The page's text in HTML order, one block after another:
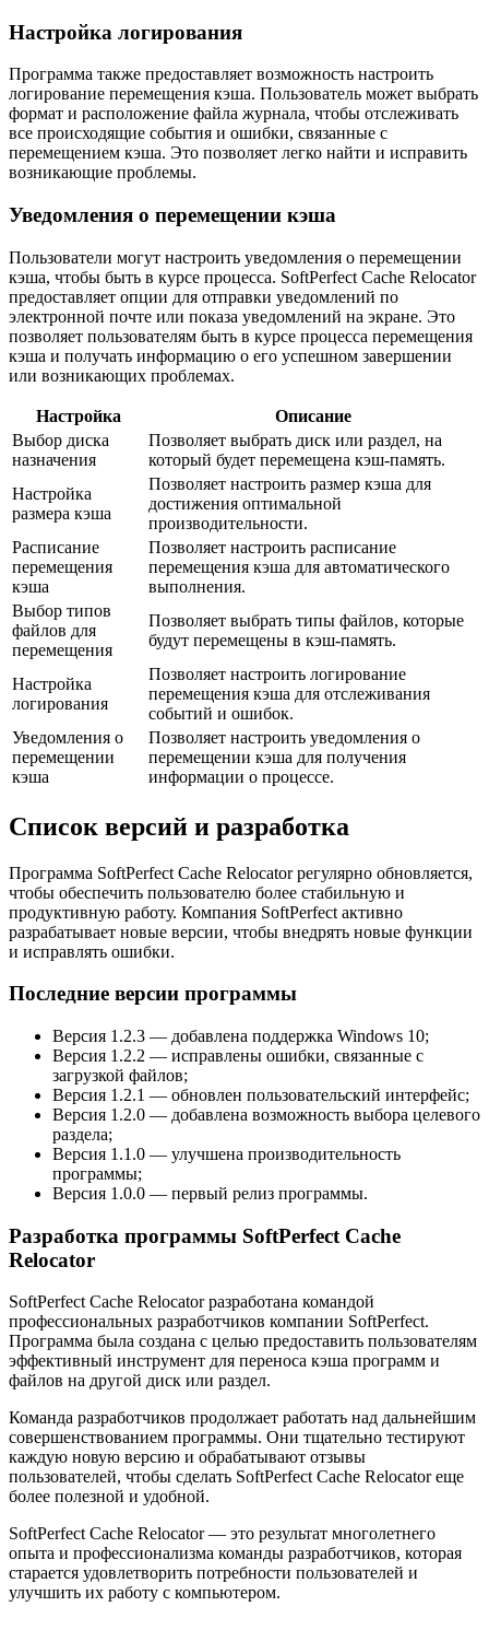
Настройка логирования
Программа также предоставляет возможность настроить
логирование перемещения кэша. Пользователь может выбрать
формат и расположение файла журнала, чтобы отслеживать
все происходящие события и ошибки, связанные с
перемещением кэша. Это позволяет легко найти и исправить
возникающие проблемы.
Уведомления о перемещении кэша
Пользователи могут настроить уведомления о перемещении
кэша, чтобы быть в курсе процесса. SoftPerfect Cache Relocator
предоставляет опции для отправки уведомлений по
электронной почте или показа уведомлений на экране. Это
позволяет пользователям быть в курсе процесса перемещения
кэша и получать информацию о его успешном завершении
или возникающих проблемах.
Настройка
Описание
Выбор диска
назначения
Позволяет выбрать диск или раздел, на
который будет перемещена кэш-память.
Настройка
размера кэша
Позволяет настроить размер кэша для
достижения оптимальной
производительности.
Расписание
перемещения
кэша
Позволяет настроить расписание
перемещения кэша для автоматического
выполнения.
Выбор типов
файлов для
перемещения
Позволяет выбрать типы файлов, которые
будут перемещены в кэш-память.
Настройка
логирования
Позволяет настроить логирование
перемещения кэша для отслеживания
событий и ошибок.
Уведомления о
перемещении
кэша
Позволяет настроить уведомления о
перемещении кэша для получения
информации о процессе.
Список версий и разработка
Программа SoftPerfect Cache Relocator регулярно обновляется,
чтобы обеспечить пользователю более стабильную и
продуктивную работу. Компания SoftPerfect активно
разрабатывает новые версии, чтобы внедрять новые функции
и исправлять ошибки.
Последние версии программы
Версия 1.2.3 — добавлена поддержка Windows 10;
Версия 1.2.2 — исправлены ошибки, связанные с
загрузкой файлов;
Версия 1.2.1 — обновлен пользовательский интерфейс;
Версия 1.2.0 — добавлена возможность выбора целевого
раздела;
Версия 1.1.0 — улучшена производительность
программы;
Версия 1.0.0 — первый релиз программы.
Разработка программы SoftPerfect Cache
Relocator
SoftPerfect Cache Relocator разработана командой
профессиональных разработчиков компании SoftPerfect.
Программа была создана с целью предоставить пользователям
эффективный инструмент для переноса кэша программ и
файлов на другой диск или раздел.
Команда разработчиков продолжает работать над дальнейшим
совершенствованием программы. Они тщательно тестируют
каждую новую версию и обрабатывают отзывы
пользователей, чтобы сделать SoftPerfect Cache Relocator еще
более полезной и удобной.
SoftPerfect Cache Relocator — это результат многолетнего
опыта и профессионализма команды разработчиков, которая
старается удовлетворить потребности пользователей и
улучшить их работу с компьютером.